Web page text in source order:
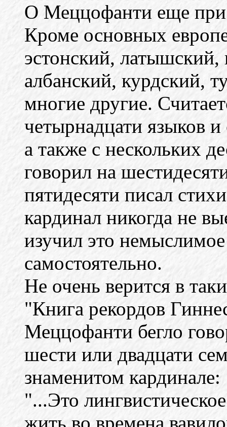
О Меццофанти еще при
Кроме основных
эстонский, латышский,
албанский, курдский,
многие другие.
четырнадцати языков
а также с нескольких
говорил на
пятидесяти писал
кардинал никогда не
изучил это
самостоятельно.
Не очень верится в
"Книга рекордов
Меццофанти бегло
шести или двадцати
знаменитом кардинале:
"...Это
жить во времена